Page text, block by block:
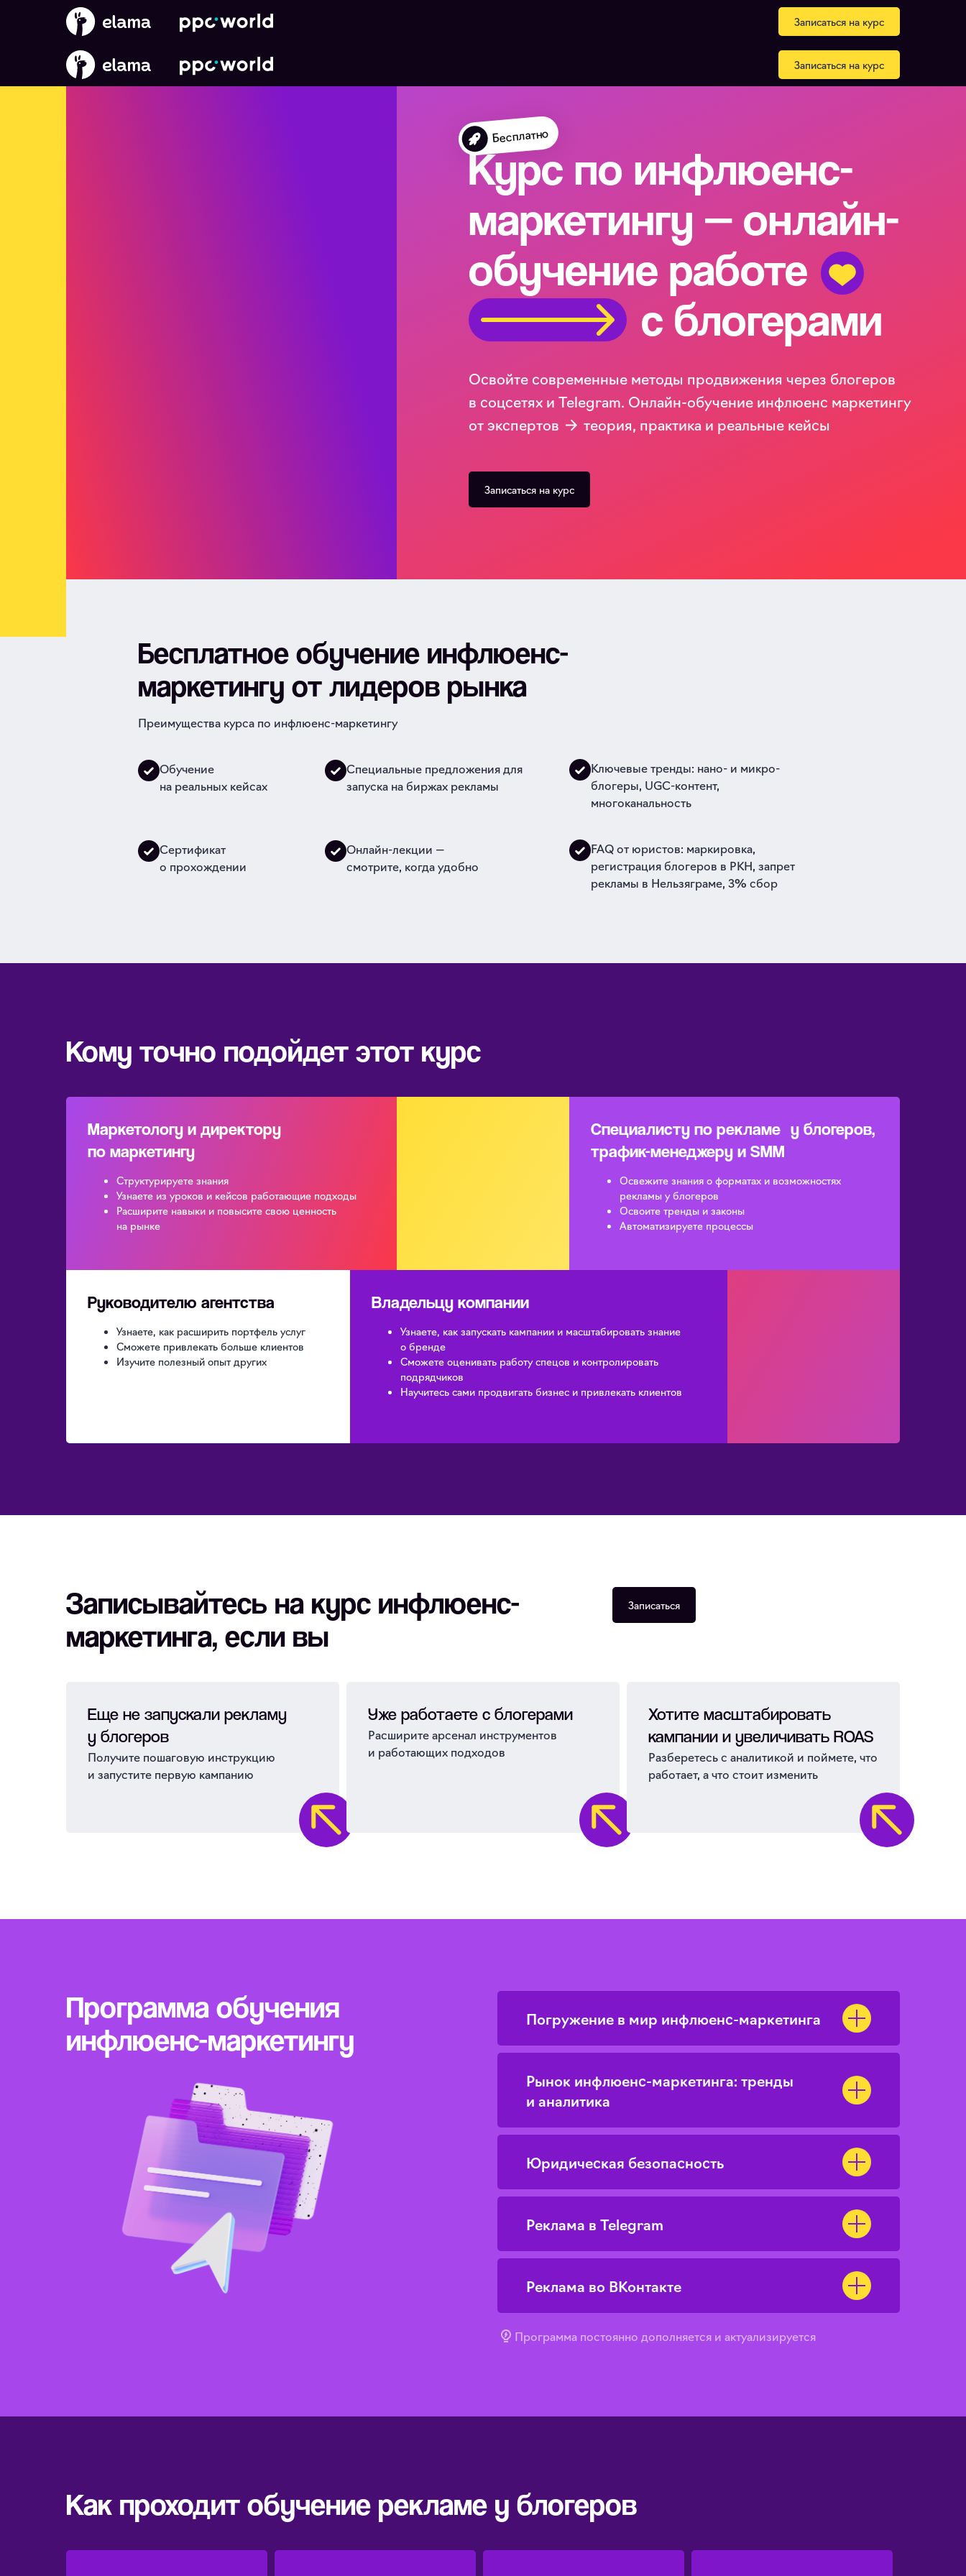
Записаться на курс
Записаться на курс
Курс по инфлюенс-
маркетингу — онлайн-
обучение работе
с блогерами
Освойте современные методы продвижения через блогеров
в соцсетях и Telegram. Онлайн-обучение инфлюенс маркетингу
от экспертов → теория, практика и реальные кейсы
Записаться на курс
Бесплатно
Бесплатное обучение инфлюенс-
маркетингу от лидеров рынка
Преимущества курса по инфлюенс-маркетингу
Обучение
на реальных кейсах
Сертификат
о прохождении
Специальные предложения для
запуска на биржах рекламы
Онлайн-лекции —
смотрите, когда удобно
Ключевые тренды: нано- и микро-
блогеры, UGC-контент,
многоканальность
FAQ от юристов: маркировка,
регистрация блогеров в РКН, запрет
рекламы в Нельзяграме, 3% сбор
Маркетологу и директору
по маркетингу
Структурируете знания
Узнаете из уроков и кейсов работающие подходы
Расширите навыки и повысите свою ценность
на рынке
Специалисту по рекламе у блогеров,
трафик-менеджеру и SMM
Освежите знания о форматах и возможностях
рекламы у блогеров
Освоите тренды и законы
Автоматизируете процессы
Владельцу компании
Узнаете, как запускать кампании и масштабировать знание
о бренде
Сможете оценивать работу спецов и контролировать
подрядчиков
Научитесь сами продвигать бизнес и привлекать клиентов
Руководителю агентства
Узнаете, как расширить портфель услуг
Сможете привлекать больше клиентов
Изучите полезный опыт других
Кому точно подойдет этот курс
Еще не запускали рекламу
у блогеров
Получите пошаговую инструкцию
и запустите первую кампанию
Записаться
Уже работаете с блогерами
Расширите арсенал инструментов
и работающих подходов
Хотите масштабировать
кампании и увеличивать ROAS
Разберетесь с аналитикой и поймете, что
работает, а что стоит изменить
Записывайтесь на курс инфлюенс-
маркетинга, если вы
Программа обучения
инфлюенс-маркетингу
Погружение в мир инфлюенс-маркетинга
Рынок инфлюенс-маркетинга: тренды
и аналитика
Юридическая безопасность
Реклама в Telegram
Реклама во ВКонтакте
Программа постоянно дополняется и актуализируется
Как проходит обучение рекламе у блогеров